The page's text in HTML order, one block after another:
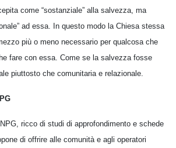
come “sostanziale” alla salvezza, ma
ad essa. In questo modo la Chiesa stessa
più o meno necessario per qualcosa che
fare con essa. Come se la salvezza fosse
piuttosto che comunitaria e relazionale.
ricco di studi di approfondimento e schede
di offrire alle comunità e agli operatori